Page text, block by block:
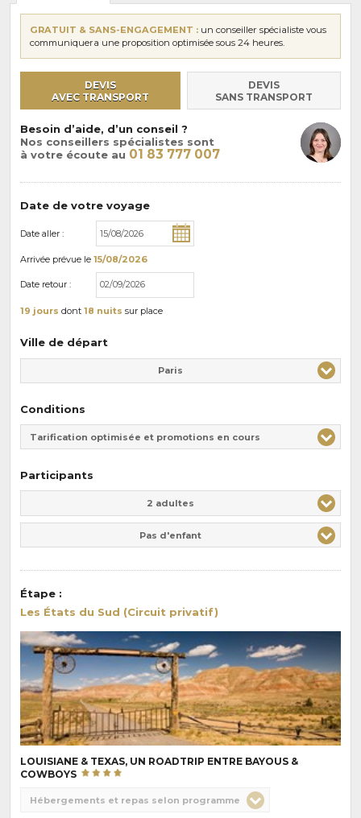
GRATUIT & SANS-ENGAGEMENT : un conseiller spécialiste vous
communiquera une proposition optimisée sous 24 heures.
DEVIS
AVEC TRANSPORT
DEVIS
SANS TRANSPORT
Besoin d’aide, d’un conseil ?
Nos conseillers spécialistes sont
à votre écoute au 01 83 777 007
Date de votre voyage
Date aller :
Arrivée prévue le 15/08/2026
Date retour :
19 jours dont 18 nuits sur place
Ville de départ
Paris
Conditions
Tarification optimisée et promotions en cours
Participants
2 adultes
Pas d'enfant
Étape :
Les États du Sud (Circuit privatif)
LOUISIANE & TEXAS, UN ROADTRIP ENTRE BAYOUS &
COWBOYS
Hébergements et repas selon programme